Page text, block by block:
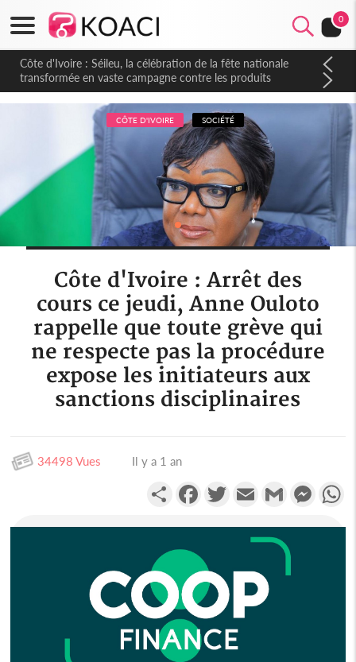
0
Côte d'Ivoire : Séileu, la célébration de la fête nationale
transformée en vaste campagne contre les produits
dépigmentants dangereux
CÔTE D'IVOIRE SOCIÉTÉ
Côte d'Ivoire : Arrêt des
cours ce jeudi, Anne Ouloto
rappelle que toute grève qui
ne respecte pas la procédure
expose les initiateurs aux
sanctions disciplinaires
34498 Vues Il y a 1 an
PartagerFacebookTwitterEmail Gmail